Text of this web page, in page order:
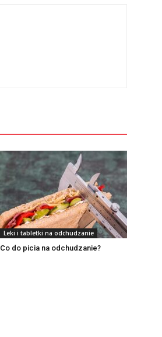
Leki i tabletki na odchudzanie
Co do picia na odchudzanie?